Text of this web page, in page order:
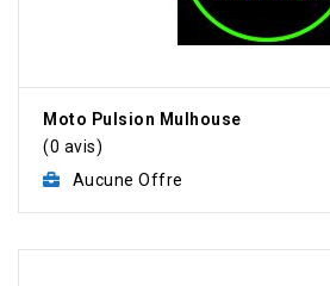
Moto Pulsion Mulhouse
(0 avis)
Aucune Offre